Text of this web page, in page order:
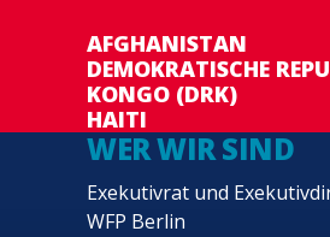
AFGHANISTAN
DEMOKRATISCHE
KONGO (DRK)
HAITI
WER WIR SIND
Exekutivrat und
WFP Berlin